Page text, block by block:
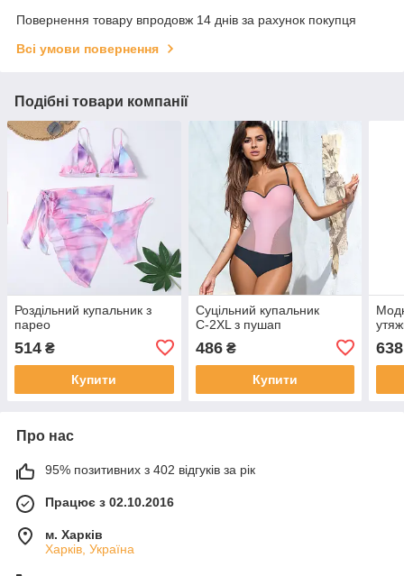
Повернення товару впродовж 14 днів за рахунок покупця
Всі умови повернення
Подібні товари компанії
Роздільний купальник з
парео
514 ₴
Купити
Суцільний купальник
С-2ХL з пушап
486₴
Купити
638
Про нас
95% позитивних з 402 відгуків за рік
Працює з 02.10.2016
м. Харків
Харків, Україна